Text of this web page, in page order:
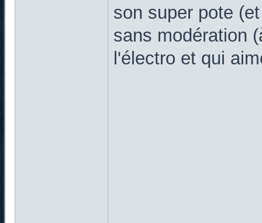
son super pote
sans modération
l'électro et qui